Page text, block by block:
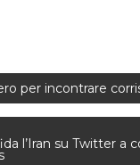
per incontrare
l’Iran su Twitter a